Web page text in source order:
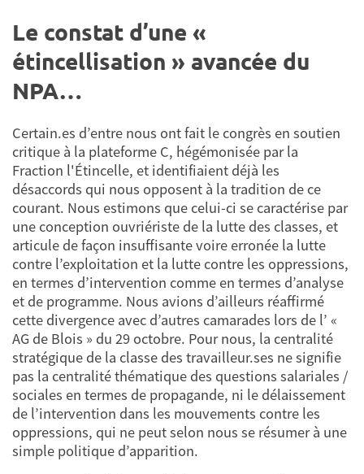
Le constat d’une «
étincellisation » avancée du
NPA…
Certain.es d’entre nous ont fait le congrès en soutien
critique à la plateforme C, hégémonisée par la
Fraction l'Étincelle, et identifiaient déjà les
désaccords qui nous opposent à la tradition de ce
courant. Nous estimons que celui-ci se caractérise par
une conception ouvriériste de la lutte des classes, et
articule de façon insuffisante voire erronée la lutte
contre l’exploitation et la lutte contre les oppressions,
en termes d’intervention comme en termes d’analyse
et de programme. Nous avions d’ailleurs réaffirmé
cette divergence avec d’autres camarades lors de l’ «
AG de Blois » du 29 octobre. Pour nous, la centralité
stratégique de la classe des travailleur.ses ne signifie
pas la centralité thématique des questions salariales /
sociales en termes de propagande, ni le délaissement
de l’intervention dans les mouvements contre les
oppressions, qui ne peut selon nous se résumer à une
simple politique d’apparition.